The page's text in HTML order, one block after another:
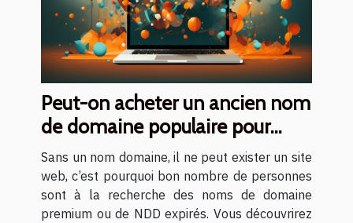
Peut-on acheter un ancien nom
de domaine populaire pour
mettre en place son site web ?
Sans un nom domaine, il ne peut exister un site
web, c’est pourquoi bon nombre de personnes
sont à la recherche des noms de domaine
premium ou de NDD expirés. Vous découvrirez